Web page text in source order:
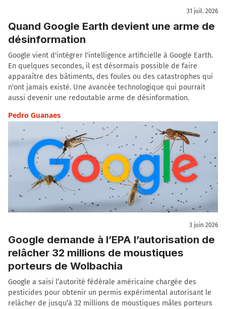
31 juil. 2026
Quand Google Earth devient une arme de
désinformation
Google vient d'intégrer l'intelligence artificielle à Google Earth.
En quelques secondes, il est désormais possible de faire
apparaître des bâtiments, des foules ou des catastrophes qui
n'ont jamais existé. Une avancée technologique qui pourrait
aussi devenir une redoutable arme de désinformation.
Pedro Guanaes
3 juin 2026
Google demande à l’EPA l’autorisation de
relâcher 32 millions de moustiques
porteurs de Wolbachia
Google a saisi l’autorité fédérale américaine chargée des
pesticides pour obtenir un permis expérimental autorisant le
relâcher de jusqu’à 32 millions de moustiques mâles porteurs